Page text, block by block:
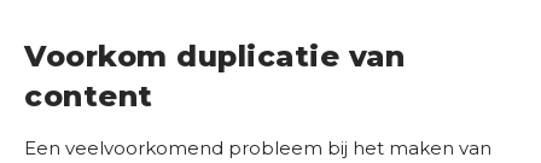
Voorkom duplicatie van
content
Een veelvoorkomend probleem bij het maken van